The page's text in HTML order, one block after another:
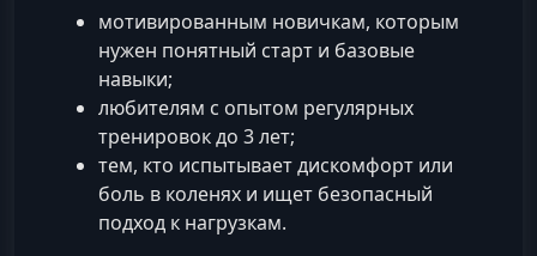
мотивированным новичкам, которым
нужен понятный старт и базовые
навыки;
любителям с опытом регулярных
тренировок до 3 лет;
тем, кто испытывает дискомфорт или
боль в коленях и ищет безопасный
подход к нагрузкам.